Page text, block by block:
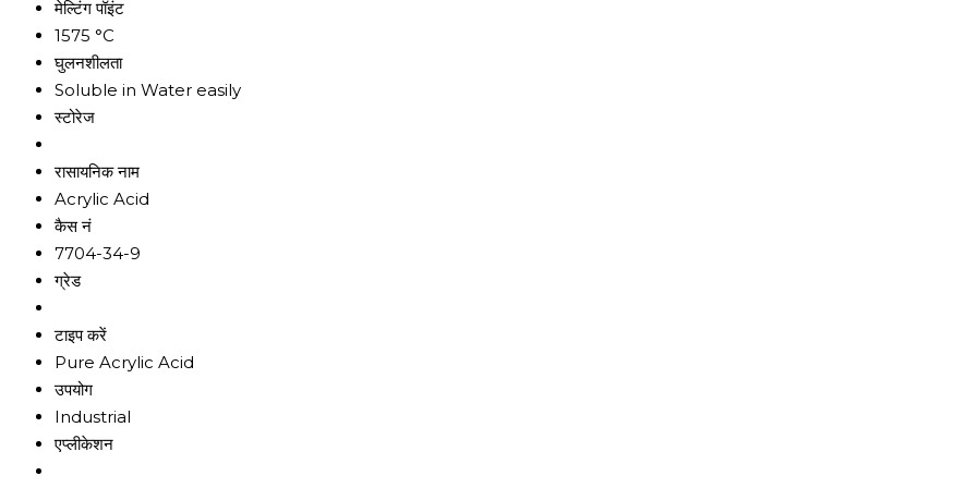
मेल्टिंग पॉइंट
1575 °C
घुलनशीलता
Soluble in Water easily
स्टोरेज
रासायनिक नाम
Acrylic Acid
कैस नं
7704-34-9
ग्रेड
टाइप करें
Pure Acrylic Acid
उपयोग
Industrial
एप्लीकेशन